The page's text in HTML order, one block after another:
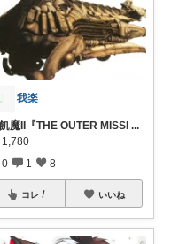
我楽
魔II『THE OUTER MISSI ...
1,780
0 1 8
コレ いいね